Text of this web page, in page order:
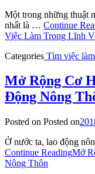
Một trong những thuật
nhất là … Continue
Việc Làm Trong Lĩnh
Categories Tìm việc làm
Mở Rộng Cơ
Động Nông
Posted on Posted on
Ở nước ta, lao động
Continue ReadingMở
Nông Thôn